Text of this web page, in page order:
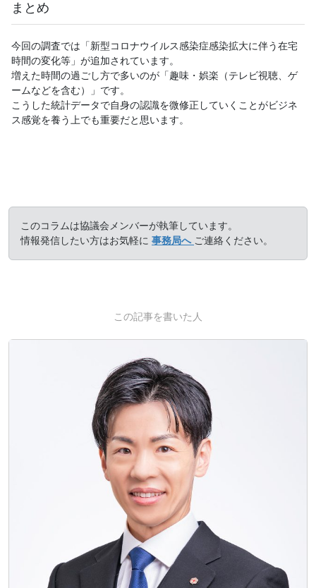
まとめ
今回の調査では「新型コロナウイルス感染症感染拡大に伴う在宅
時間の変化等」が追加されています。
増えた時間の過ごし方で多いのが「趣味・娯楽（テレビ視聴、ゲ
ームなどを含む）」です。
こうした統計データで自身の認識を微修正していくことがビジネ
ス感覚を養う上でも重要だと思います。
このコラムは協議会メンバーが執筆しています。
情報発信したい方はお気軽に 事務局へ ご連絡ください。
この記事を書いた人